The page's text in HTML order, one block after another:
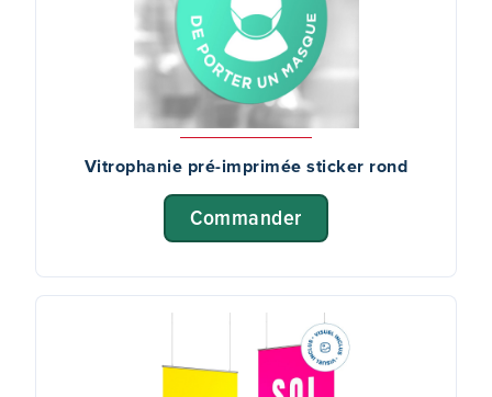
Vitrophanie pré-imprimée sticker rond
Commander